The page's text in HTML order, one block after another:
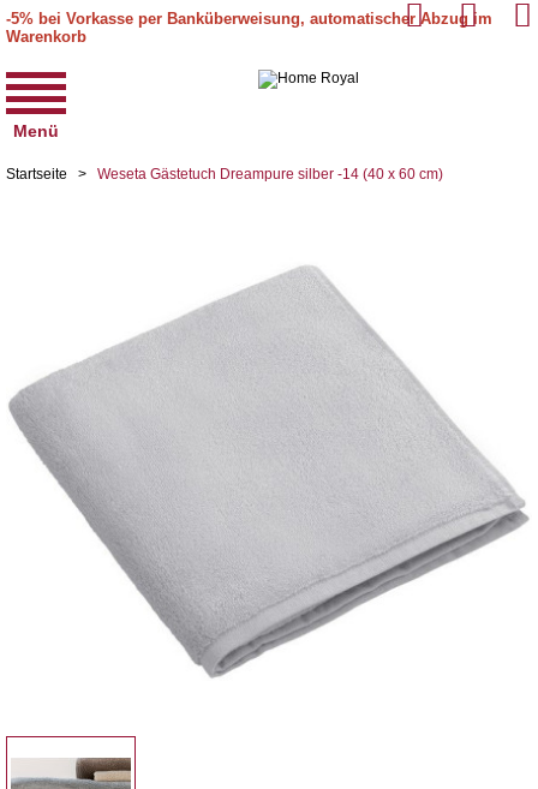
-5% bei Vorkasse per Banküberweisung, automatischer Abzug im
Warenkorb
Menü
Startseite > Weseta Gästetuch Dreampure silber -14 (40 x 60 cm)